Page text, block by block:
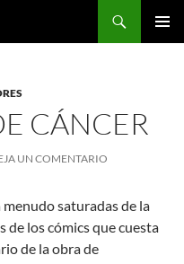
CÁNCER
UN COMENTARIO
saturadas de la
de los cómics que cuesta
de la obra de